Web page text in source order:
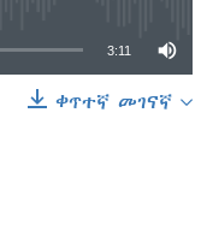
3:11
ቀጥተኛ መገናኛ